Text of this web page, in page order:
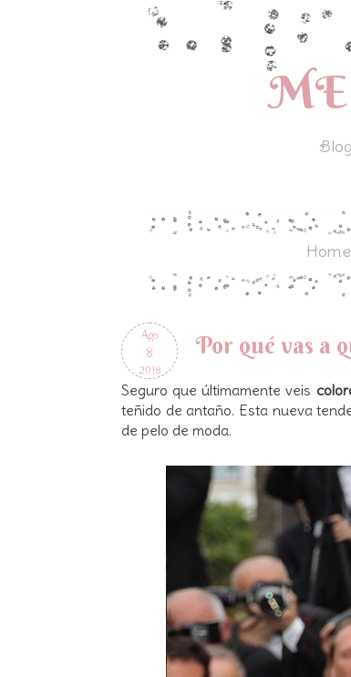
Home
Ago
8
2018
Por qué vas a
Seguro que últimamente veis
teñido de antaño. Esta nueva
de pelo de moda.